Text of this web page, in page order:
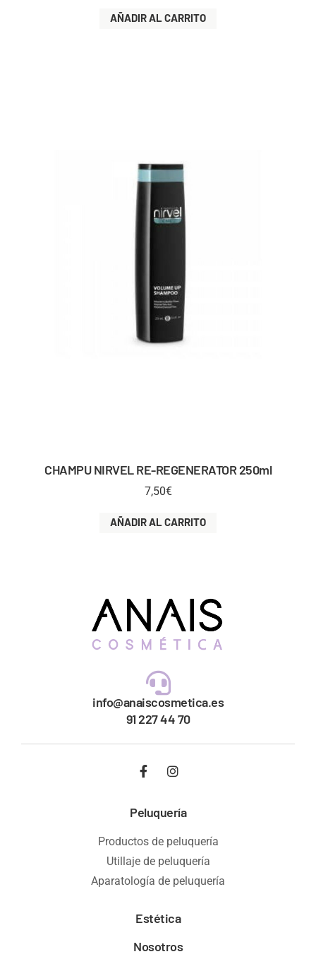
AÑADIR AL CARRITO
CHAMPU NIRVEL RE-REGENERATOR 250ml
7,50€
AÑADIR AL CARRITO
info@anaiscosmetica.es
91 227 44 70
Peluquería
Productos de peluquería
Utillaje de peluquería
Aparatología de peluquería
Estética
Nosotros